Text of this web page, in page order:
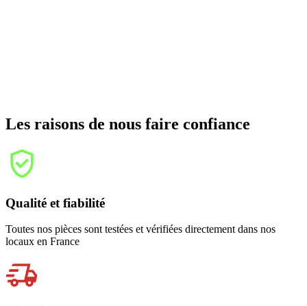
Les raisons de nous faire confiance
Qualité et fiabilité
Toutes nos pièces sont testées et vérifiées directement dans nos
locaux en France